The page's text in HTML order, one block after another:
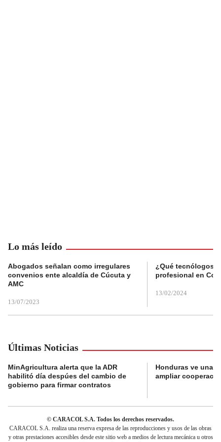
Lo más leído
Abogados señalan como irregulares
convenios ente alcaldía de Cúcuta y
AMC
13/07/2023
¿Qué tecnólogos
profesional en
13/02/2024
Últimas Noticias
MinAgricultura alerta que la ADR
habilitó día despúes del cambio de
gobierno para firmar contratos
Honduras ve una
ampliar
© CARACOL S.A. Todos los derechos reservados.
CARACOL S.A. realiza una reserva expresa de las reproducciones y usos de las obras
y otras prestaciones accesibles desde este sitio web a medios de lectura mecánica u otros